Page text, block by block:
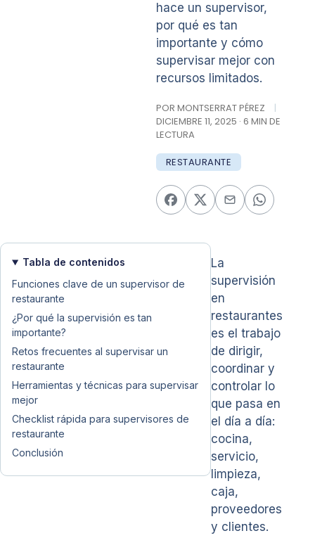
hace un supervisor,
por qué es tan
importante y cómo
supervisar mejor con
recursos limitados.
POR MONTSERRAT PÉREZ
|
DICIEMBRE 11, 2025 · 6 MIN DE
LECTURA
RESTAURANTE
Tabla de contenidos
Funciones clave de un supervisor de
restaurante
¿Por qué la supervisión es tan
importante?
Retos frecuentes al supervisar un
restaurante
Herramientas y técnicas para supervisar
mejor
Checklist rápida para supervisores de
restaurante
Conclusión
La
supervisión
en
restaurantes
es el trabajo
de dirigir,
coordinar y
controlar lo
que pasa en
el día a día:
cocina,
servicio,
limpieza,
caja,
proveedores
y clientes.